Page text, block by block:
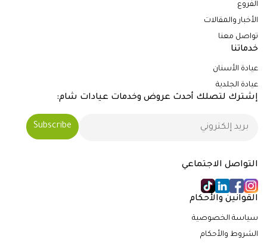
الفروع
الأخبار والمقالات
تواصل معنا
خدماتنا
عيادة الأسنان
عيادة الجلدية
إشترك لتصلك أحدث عروض وخدمات عيادات شام:
التواصل الاجتماعي
القوانين والأحكام
سياسة الخصوصية
الشروط والأحكام